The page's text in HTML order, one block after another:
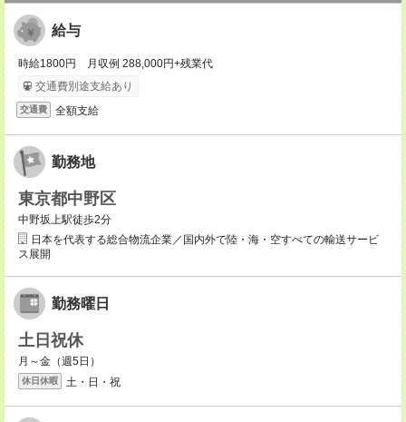
給与
時給1800円 月収例 288,000円+残業代
交通費別途支給あり
交通費 全額支給
勤務地
東京都中野区
中野坂上駅徒歩2分
日本を代表する総合物流企業／国内外で陸・海・空すべての輸送サービ
ス展開
勤務曜日
土日祝休
月～金（週5日）
休日休暇 土・日・祝